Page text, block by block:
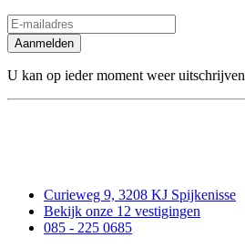
Aanmelden
U kan op ieder moment weer uitschrijven
Curieweg 9, 3208 KJ Spijkenisse
Bekijk onze 12 vestigingen
085 - 225 0685